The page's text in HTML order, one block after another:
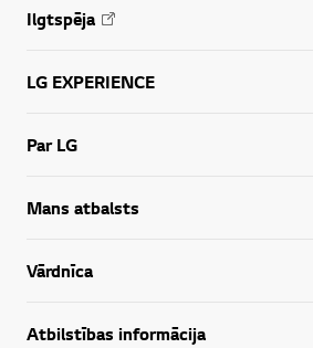
Ilgtspēja
LG EXPERIENCE
Par LG
Mans atbalsts
Vārdnīca
Atbilstības informācija